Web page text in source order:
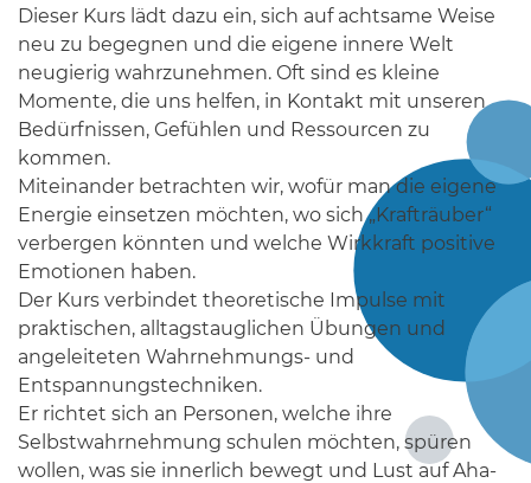
Dieser Kurs lädt dazu ein, sich auf achtsame Weise
neu zu begegnen und die eigene innere Welt
neugierig wahrzunehmen. Oft sind es kleine
Momente, die uns helfen, in Kontakt mit unseren
Bedürfnissen, Gefühlen und Ressourcen zu
kommen.
Miteinander betrachten wir, wofür man die eigene
Energie einsetzen möchten, wo sich „Krafträuber“
verbergen könnten und welche Wirkkraft positive
Emotionen haben.
Der Kurs verbindet theoretische Impulse mit
praktischen, alltagstauglichen Übungen und
angeleiteten Wahrnehmungs- und
Entspannungstechniken.
Er richtet sich an Personen, welche ihre
Selbstwahrnehmung schulen möchten, spüren
wollen, was sie innerlich bewegt und Lust auf Aha-